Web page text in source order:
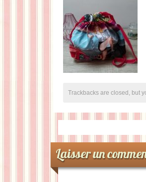
Trackbacks are closed, but
Laisser un